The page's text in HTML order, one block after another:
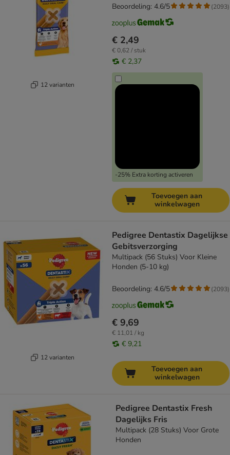
12 varianten
€ 2,49
€ 0,62 / stuk
€ 2,37
-25% Extra korting activeren
Beoordeling: 4.6/5 (2093)
Toevoegen aan
winkelwagen
12 varianten
Pedigree Dentastix Dagelijkse
Gebitsverzorging
Multipack (56 Stuks) Voor Kleine
Honden (5-10 kg)
€ 9,69
€ 11,01 / kg
€ 9,21
Beoordeling: 4.6/5 (2093)
Toevoegen aan
winkelwagen
Pedigree Dentastix Fresh
Dagelijks Fris
Multipack (28 Stuks) Voor Grote
Honden